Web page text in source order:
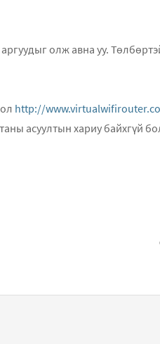
олж авна уу.
http://
асуултын хариу байхгүй